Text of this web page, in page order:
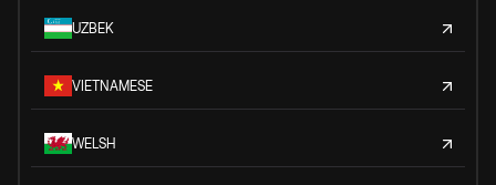
UZBEK
VIETNAMESE
WELSH